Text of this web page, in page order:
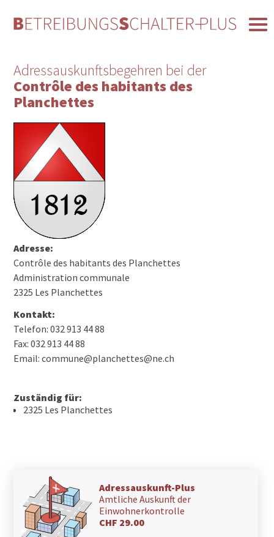
Adressauskunftsbegehren bei der
Contrôle des habitants des
Planchettes
Adresse:
Contrôle des habitants des Planchettes
Administration communale
2325 Les Planchettes
Kontakt:
Telefon: 032 913 44 88
Fax: 032 913 44 88
Email: commune@planchettes@ne.ch
Zuständig für:
2325 Les Planchettes
Adressauskunft-Plus
Amtliche Auskunft der
Einwohnerkontrolle
CHF 29.00